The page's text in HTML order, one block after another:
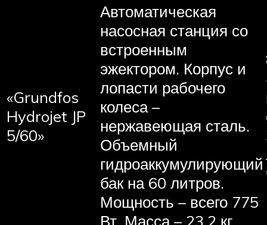
«Grundfos
Hydrojet JP
5/60»
Автоматическая
насосная станция со
встроенным
эжектором. Корпус и
лопасти рабочего
колеса –
нержавеющая сталь.
Объемный
гидроаккумулирующий
бак на 60 литров.
Мощность – всего 775
Вт. Масса – 23.2 кг.